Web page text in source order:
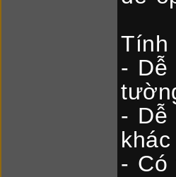
Tính
- Dễ
- Dễ
- Có